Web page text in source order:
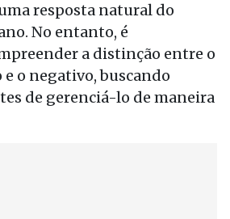
resposta natural do
No entanto, é
a distinção entre o
o negativo, buscando
de gerenciá-lo de maneira